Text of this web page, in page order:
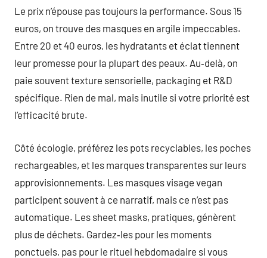
Le prix n’épouse pas toujours la performance. Sous 15
euros, on trouve des masques en argile impeccables.
Entre 20 et 40 euros, les hydratants et éclat tiennent
leur promesse pour la plupart des peaux. Au‑delà, on
paie souvent texture sensorielle, packaging et R&D
spécifique. Rien de mal, mais inutile si votre priorité est
l’efficacité brute.
Côté écologie, préférez les pots recyclables, les poches
rechargeables, et les marques transparentes sur leurs
approvisionnements. Les masques visage vegan
participent souvent à ce narratif, mais ce n’est pas
automatique. Les sheet masks, pratiques, génèrent
plus de déchets. Gardez‑les pour les moments
ponctuels, pas pour le rituel hebdomadaire si vous